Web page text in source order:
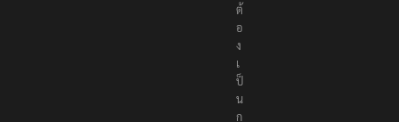
ก
ต้
อ
ง
เ
ป็
น